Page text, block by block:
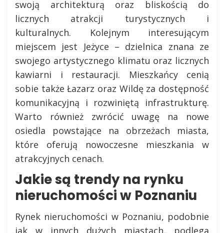
swoją architekturą oraz bliskością do
licznych atrakcji turystycznych i
kulturalnych. Kolejnym interesującym
miejscem jest Jeżyce – dzielnica znana ze
swojego artystycznego klimatu oraz licznych
kawiarni i restauracji. Mieszkańcy cenią
sobie także Łazarz oraz Wildę za dostępność
komunikacyjną i rozwiniętą infrastrukturę.
Warto również zwrócić uwagę na nowe
osiedla powstające na obrzeżach miasta,
które oferują nowoczesne mieszkania w
atrakcyjnych cenach.
Jakie są trendy na rynku
nieruchomości w Poznaniu
Rynek nieruchomości w Poznaniu, podobnie
jak w innych dużych miastach, podlega